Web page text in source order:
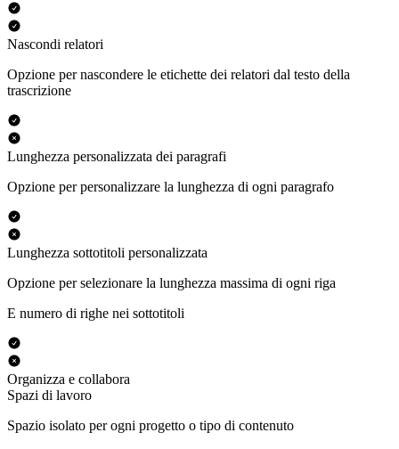
Nascondi relatori
Opzione per nascondere le etichette dei relatori dal testo della
trascrizione
Lunghezza personalizzata dei paragrafi
Opzione per personalizzare la lunghezza di ogni paragrafo
Lunghezza sottotitoli personalizzata
Opzione per selezionare la lunghezza massima di ogni riga
E numero di righe nei sottotitoli
Organizza e collabora
Spazi di lavoro
Spazio isolato per ogni progetto o tipo di contenuto